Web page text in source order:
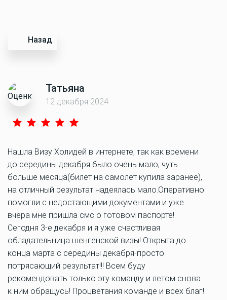
Назад
Татьяна
12 декабря 2024
Нашла Визу Холидей в интернете, так как времени
до середины декабря было очень мало, чуть
больше месяца(билет на самолет купила заранее),
на отличный результат надеялась мало.Оперативно
помогли с недостающими документами и уже
вчера мне пришла смс о готовом паспорте!
Сегодня 3-е декабря и я уже счастливая
обладательница шенгенской визы! Открыта до
конца марта с середины декабря-просто
потрясающий результат!!! Всем буду
рекомендовать только эту команду и летом снова
к ним обращусь! Процветания команде и всех благ!